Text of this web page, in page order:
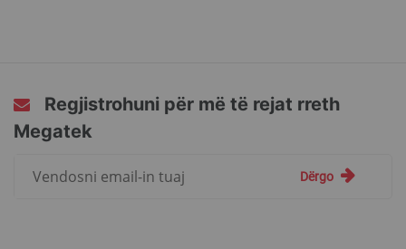
Regjistrohuni për më të rejat rreth
Megatek
Dërgo